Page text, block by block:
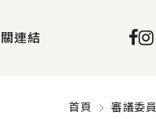
連結
首頁 審議委員